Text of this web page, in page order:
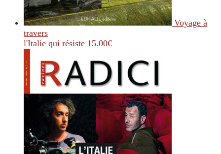
Voyage à
travers
l'Italie qui résiste 15.00€